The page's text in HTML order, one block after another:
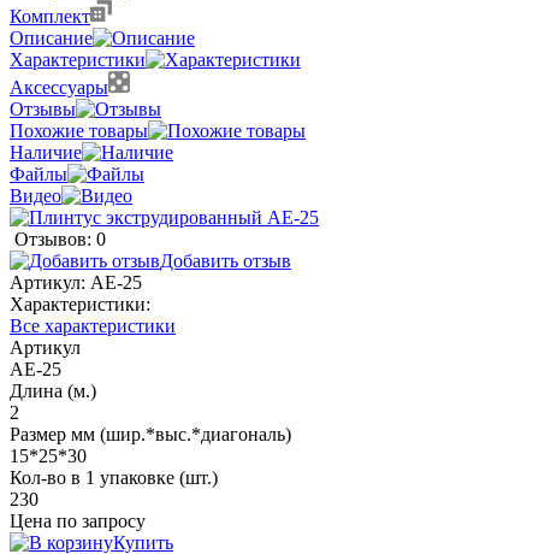
Комплект
Описание
Характеристики
Аксессуары
Отзывы
Похожие товары
Наличие
Файлы
Видео
Отзывов: 0
Добавить отзыв
Артикул: AE-25
Характеристики:
Все характеристики
Артикул
AE-25
Длина (м.)
2
Размер мм (шир.*выс.*диагональ)
15*25*30
Кол-во в 1 упаковке (шт.)
230
Цена по запросу
Купить